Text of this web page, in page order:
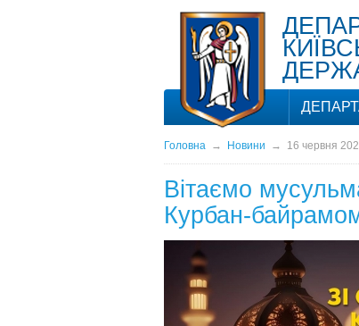
Головна→ Новини → 16 червня
Вітаємо
Курбан-